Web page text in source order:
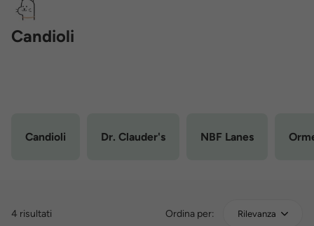
Candioli
Candioli Dr. Clauder's NBF Lanes
4 risultati Ordina per: Rilevanza